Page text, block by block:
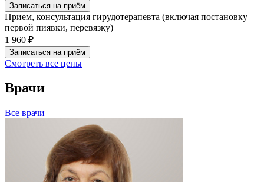
Записаться на приём
Прием, консультация гирудотерапевта (включая постановку
первой пиявки, перевязку)
1 960 ₽
Записаться на приём
Смотреть все цены
Врачи
Все врачи